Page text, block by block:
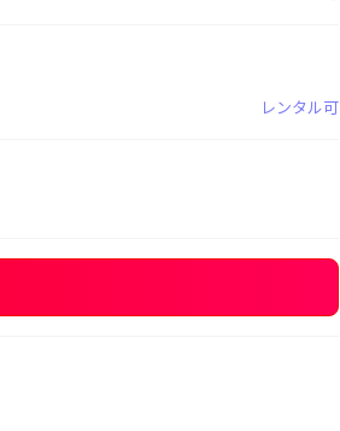
レンタル可